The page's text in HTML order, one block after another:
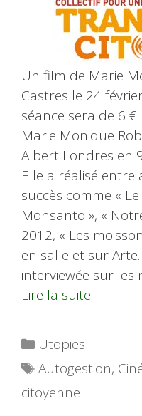
Un film de Marie
Castres le 24
séance sera de 6 €.
Marie Monique
Albert Londres en
Elle a réalisé
succès comme «
Monsanto », «
2012, « Les
en salle et sur
interviewée sur les
Lire la suite
Catégories
Utopies
Étiquettes
Autogestion,
citoyenne